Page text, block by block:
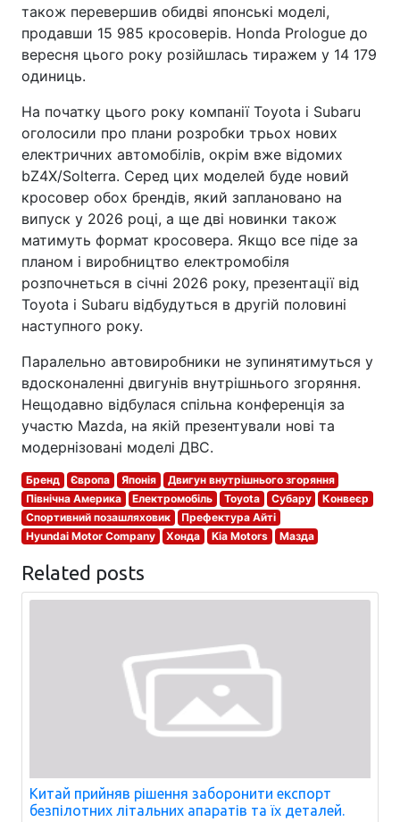
також перевершив обидві японські моделі,
продавши 15 985 кросоверів. Honda Prologue до
вересня цього року розійшлась тиражем у 14 179
одиниць.
На початку цього року компанії Toyota і Subaru
оголосили про плани розробки трьох нових
електричних автомобілів, окрім вже відомих
bZ4X/Solterra. Серед цих моделей буде новий
кросовер обох брендів, який заплановано на
випуск у 2026 році, а ще дві новинки також
матимуть формат кросовера. Якщо все піде за
планом і виробництво електромобіля
розпочнеться в січні 2026 року, презентації від
Toyota і Subaru відбудуться в другій половині
наступного року.
Паралельно автовиробники не зупинятимуться у
вдосконаленні двигунів внутрішнього згоряння.
Нещодавно відбулася спільна конференція за
участю Mazda, на якій презентували нові та
модернізовані моделі ДВС.
Бренд Європа Японія
Двигун внутрішнього згоряння
Північна Америка
Електромобіль Toyota Субару
Конвеєр
Спортивний позашляховик
Префектура Айті
Hyundai Motor Company
Хонда Kia Motors Мазда
Related posts
Китай прийняв рішення заборонити експорт
безпілотних літальних апаратів та їх деталей.